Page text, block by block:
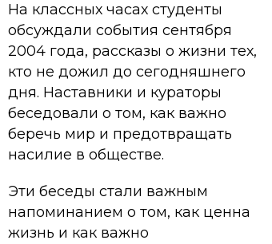
На классных часах студенты
обсуждали события сентября
2004 года, рассказы о жизни тех,
кто не дожил до сегодняшнего
дня. Наставники и кураторы
беседовали о том, как важно
беречь мир и предотвращать
насилие в обществе.
Эти беседы стали важным
напоминанием о том, как ценна
жизнь и как важно